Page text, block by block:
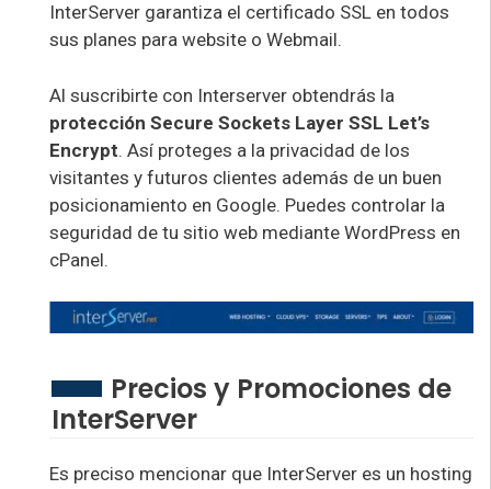
InterServer garantiza el certificado SSL en todos
sus planes para website o Webmail.
Al suscribirte con Interserver obtendrás la
protección Secure Sockets Layer SSL Let’s
Encrypt. Así proteges a la privacidad de los
visitantes y futuros clientes además de un buen
posicionamiento en Google. Puedes controlar la
seguridad de tu sitio web mediante WordPress en
cPanel.
Precios y Promociones de
InterServer
Es preciso mencionar que InterServer es un hosting